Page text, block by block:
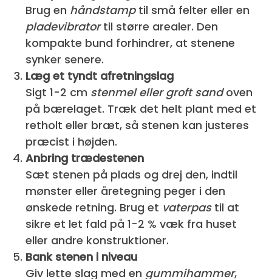
Brug en håndstamptil små felter eller en
pladevibratortil større arealer. Den
kompakte bund forhindrer, at stenene
synker senere.
Læg et tyndt afretningslag
Sigt 1-2 cm stenmel eller groft sandoven
på bærelaget. Træk det helt plant med et
retholt eller bræt, så stenen kan justeres
præcist i højden.
Anbring trædestenen
Sæt stenen på plads og drej den, indtil
mønster eller åretegning peger i den
ønskede retning. Brug et vaterpastil at
sikre et let fald på 1-2 % væk fra huset
eller andre konstruktioner.
Bank stenen i niveau
Giv lette slag med en gummihammer,